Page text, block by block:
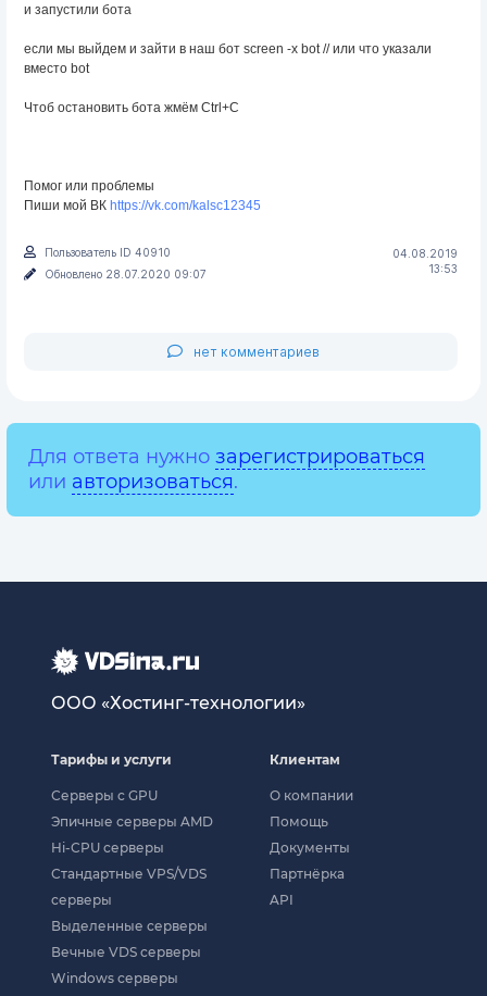
и запустили бота
если мы выйдем и зайти в наш бот screen -x bot // или что указали
вместо bot
Чтоб остановить бота жмём Ctrl+C
Помог или проблемы
Пиши мой ВК https://vk.com/kalsc12345
04.08.2019
13:53
Пользователь ID 40910
Обновлено 28.07.2020 09:07
нет комментариев
Для ответа нужно зарегистрироваться
или авторизоваться.
ООО «Хостинг-технологии»
Тарифы и услуги
Серверы с GPU
Эпичные серверы AMD
Hi-CPU серверы
Стандартные VPS/VDS
серверы
Выделенные серверы
Вечные VDS серверы
Windows серверы
Клиентам
О компании
Помощь
Документы
Партнёрка
API